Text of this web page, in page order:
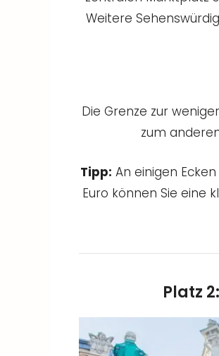
Weitere
Die Grenze zur
zum
Tipp: An einigen
Euro können Sie eine
Platz